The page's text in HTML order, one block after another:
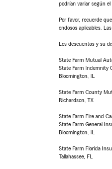
podrían variar según el
Por favor, recuerde
endosos aplicables.
Los descuentos y su
State Farm Mutual
State Farm Indemnity
Bloomington, IL
State Farm County
Richardson, TX
State Farm Fire and
State Farm General
Bloomington, IL
State Farm Florida
Tallahassee, FL